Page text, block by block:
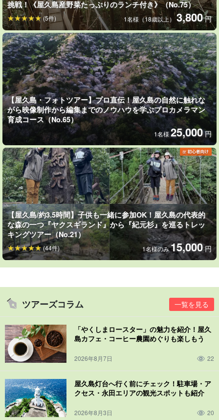
屋久島の森
神々の舞う島、日本最大のパワースポットとも言われている世界
自然遺産・屋久島。深い森の懐に心身をゆだね、パワーを感じて
みてください。
自然だけでなく、屋久島の里（集落、街）へもご案内可能です。
ご希望に応じておすすめレストランやカフェへのご案内
もできま
挑戦！《屋久島産野菜たっぷりのランチ付き》（No.75）
1名様（18歳以上）3,800 円
(5件)
【屋久島・フォトツアー】プロ直伝！屋久島の自然に触れな
がら映像制作から編集までのノウハウを学ぶプロカメラマン
育成コース（No.65）
1名様25,000 円
【屋久島/約3.5時間】子供も一緒に参加OK！屋久島の代表的
な森の一つ『ヤクスギランド』から『紀元杉』を巡るトレッ
キングツアー（No.21）
1名様のみ15,000 円
(44件)
ツアーズコラム 一覧を見る
「やくしまロースター」の魅力を紹介！屋久
島カフェ・コーヒー農園めぐりも楽しもう
2026年8月7日 22
屋久島灯台へ行く前にチェック！駐車場・ア
クセス・永田エリアの観光スポットも紹介
2026年8月3日 20